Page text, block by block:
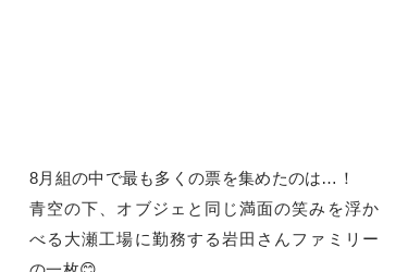
8月組の中で最も多くの票を集めたのは…！
青空の下、オブジェと同じ満面の笑みを浮か
べる大瀬工場に勤務する岩田さんファミリー